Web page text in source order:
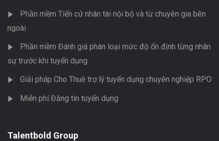
Phần mềm Tiến cử nhân tài nội bộ và từ chuyên gia bên
ngoài
Phần mềm Đánh giá phân loại mức độ ổn định từng nhân
sự trước khi tuyển dụng
Giải pháp Cho Thuê trợ lý tuyển dụng chuyên nghiệp RPO
Miễn phí Đăng tin tuyển dụng
Talentbold Group